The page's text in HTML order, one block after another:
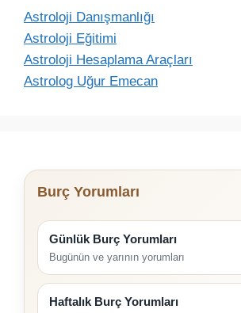
Astroloji Danışmanlığı
Astroloji Eğitimi
Astroloji Hesaplama Araçları
Astrolog Uğur Emecan
Burç Yorumları
Günlük Burç Yorumları
Bugünün ve yarının yorumları
Haftalık Burç Yorumları